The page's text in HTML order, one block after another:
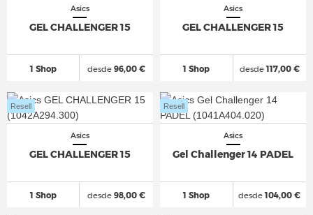
Asics
GEL CHALLENGER 15
1 Shop desde96,00 €
Asics
GEL CHALLENGER 15
1 Shop desde117,00 €
Asics
GEL CHALLENGER 15
1 Shop
Resell
desde98,00 €
Asics
Gel Challenger 14 PADEL
1 Shop
Resell
desde104,00 €